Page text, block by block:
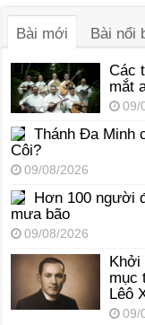
Bài mới Bài nổi
Các
mắt
09/
Thánh Đa Minh
Côi?
09/08/2026
Hơn 100 người
mưa bão
09/08/2026
Khởi
mục
Lêô
09/